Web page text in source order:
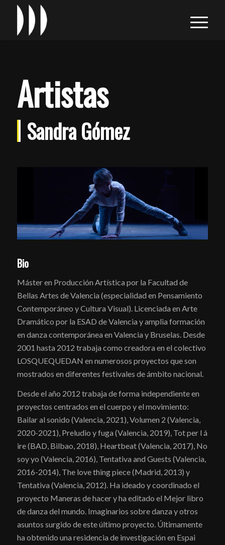
Artistas
Sandra Gómez
Bio
Máster en Producción Artística por la Facultad de
Bellas Artes de Valencia (especialidad en Pensamiento
Contemporáneo y Cultura Visual). Licenciada en Arte
Dramático por la ESAD de Valencia y amplia formación
en danza contemporánea en Valencia y Bruselas. Desde
2001 hasta 2012 trabaja como creadora en el colectivo
LOSQUEQUEDAN en numerosos proyectos que son
mostrados en diferentes festivales de ámbito nacional.
Desde el año 2012 trabaja de forma independiente en
proyectos centrados en el cuerpo y el movimiento:
Bailar al sonido (Valencia, 2021), Volumen 2 (Valencia,
2020-2021), Preludio y fuga (Valencia, 2019), Tot per l á
ire (BAD, Bilbao, 2018), Heartbeat (Valencia, 2017), No
soy yo (Valencia, 2016), Tentativa and Guests (Valencia,
2016-2014), The love thing piece (Madrid, 2013) y
Tentativa (Valencia, 2012). Ha ideado y coordinado el
proyecto Maneras de hacer y ha editado el Mejor libro
de danza del mundo. Imaginarios sobre danza y otros
asuntos surgido de este último proyecto. Últimamente
ha obtenido una residencia de investigación en Espai